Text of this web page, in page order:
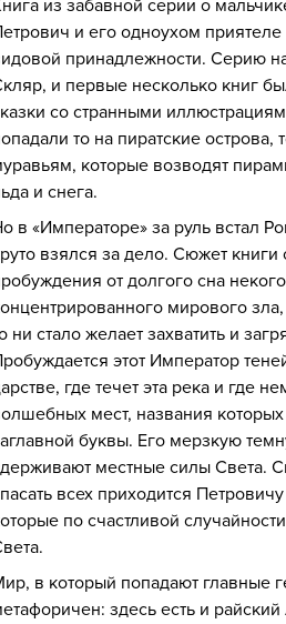
из забавной серии о
и его одноухом
принадлежности. Серию
и первые несколько книг
со странными
то на пиратские острова,
которые возводят
и снега.
в «Императоре» за руль встал
взялся за дело. Сюжет книги
от долгого сна
мирового
ни стало желает захватить и
этот Император
где течет эта река и где
мест, названия
буквы. Его мерзкую
местные силы Света.
всех приходится
по счастливой
в который попадают главные
здесь есть и